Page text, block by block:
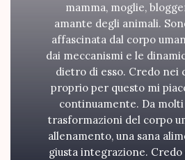
mamma, moglie,
amante degli animali.
affascinata dal corpo
dai meccanismi e le
dietro di esso. Credo nei
proprio per questo mi
continuamente. Da
trasformazioni del corpo
allenamento, una sana
giusta integrazione.